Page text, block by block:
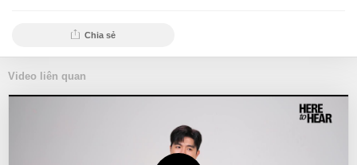
Chia sẻ
Video liên quan